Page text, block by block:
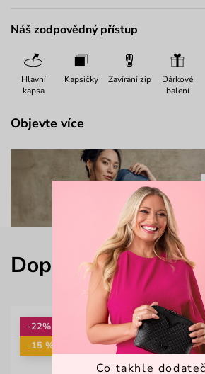
Náš zodpovědný přístup
Hlavní
kapsa
Kapsičky Zavírání zip
Dárkové
balení
Objevte více
Doplň svůj look
-22%
-15 %: KAB15
Co takhle